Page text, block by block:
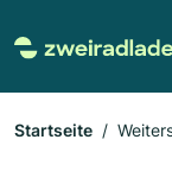
Startseite